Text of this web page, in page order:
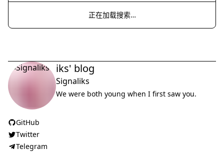
正在加载搜索…
iks' blog
Signaliks
We were both young when I first saw you.
GitHub
Twitter
Telegram